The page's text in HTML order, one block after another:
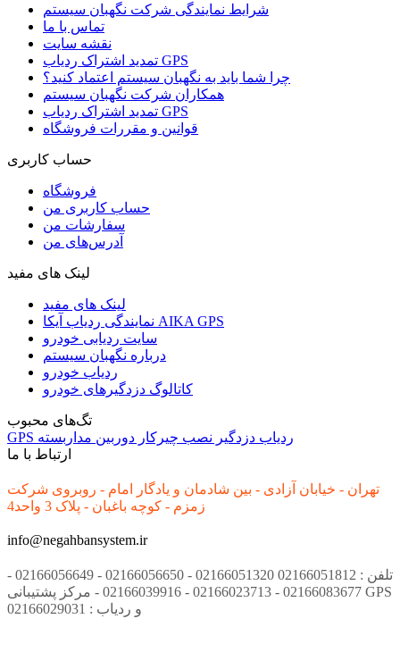
شرایط نمایندگی شرکت نگهبان سیستم
تماس با ما
نقشه سایت
تمدید اشتراک ردیاب GPS
چرا شما باید به نگهبان سیستم اعتماد کنید؟
همکاران شرکت نگهبان سیستم
تمدید اشتراک ردیاب GPS
قوانین و مقررات فروشگاه
حساب کاربری
فروشگاه
حساب کاربری من
سفارشات من
آدرس‌های من
لینک های مفید
لینک های مفید
نمایندگی ردیاب آیکا AIKA GPS
سایت ردیابی خودرو
درباره نگهبان سیستم
ردیاب خودرو
کاتالوگ دزدگیرهای خودرو
تگ‌های محبوب
GPS
ردیاب دزدگیر نصب چیرکار دوربین مداربسته
ارتباط با ما
تهران - خیابان آزادی - بین شادمان و یادگار امام - روبروی شرکت
زمزم - کوچه باغبان - پلاک 3 واحد4
info@negahbansystem.ir
تلفن : 02166051812 02166051320 - 02166056650 - 02166056649 -
02166083677 - 02166023713 - 02166039916 - مرکز پشتیبانی GPS
و ردیاب : 02166029031